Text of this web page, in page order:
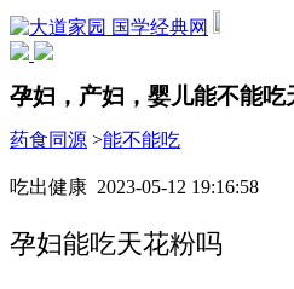
国学经典网
孕妇，产妇，婴儿能不能吃
药食同源 >能不能吃
吃出健康 2023-05-12 19:16:58
孕妇能吃天花粉吗